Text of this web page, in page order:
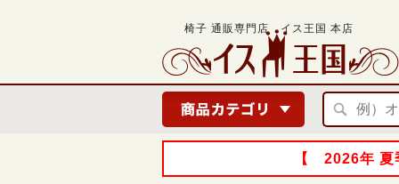
椅子 通販専門店 イス王国 本店
【 2026年 夏